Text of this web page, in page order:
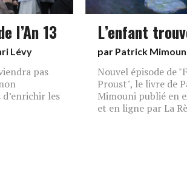
l’An 13
Lévy
pas
d’enrichir les
L’enfant
par Patrick
Nouvel épisode de
Proust", le livre de
Mimouni publié en
et en ligne par La